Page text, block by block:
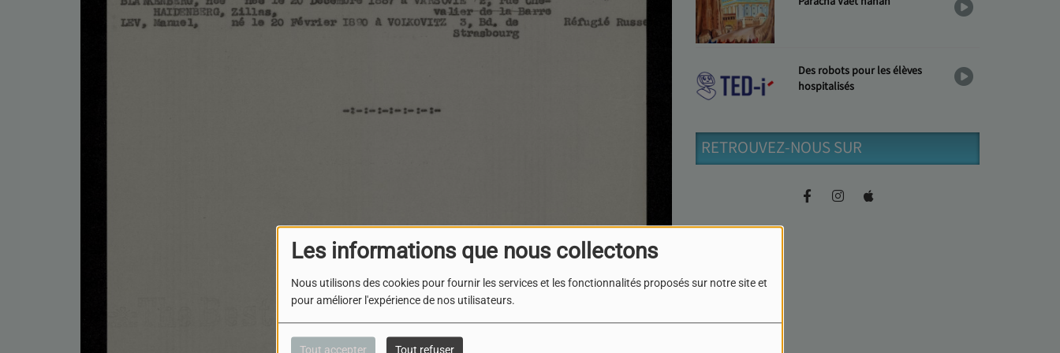
Les informations que nous collectons
Nous utilisons des cookies pour fournir les services et les fonctionnalités proposés sur notre site et
pour améliorer l'expérience de nos utilisateurs.
Tout accepter Tout refuser
Des robots pour les élèves
hospitalisés
RETROUVEZ-NOUS SUR